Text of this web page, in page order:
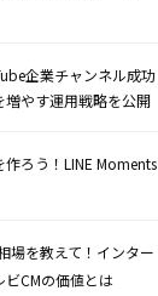
企業チャンネル成功
増やす運用戦略を公開
ろう！LINE Moments
場を教えて！インター
CMの価値とは